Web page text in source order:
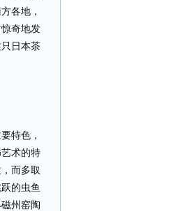
各地，
奇地发
日本茶
特色，
术的特
而多取
的虫鱼
州窑陶